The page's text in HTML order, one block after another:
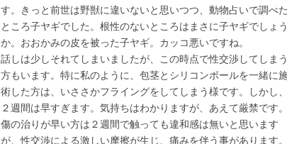
す。きっと前世は野獣に違いないと思いつつ、動物占いで調べた
ところ子ヤギでした。根性のないところはまさに子ヤギでしょう
か。おおかみの皮を被った子ヤギ。カッコ悪いですね。
話しは少しそれてしまいましたが、この時点で性交渉してしまう
方もいます。特に私のように、包茎とシリコンボールを一緒に
術した方は、いささかフライングをしてしまう様です。しかし、
２週間は早すぎます。気持ちはわかりますが、あえて厳禁です。
傷の治りが早い方は２週間で触っても違和感は無いと思います
が、性交渉による激しい摩擦が生じ、痛みを伴う事があります。